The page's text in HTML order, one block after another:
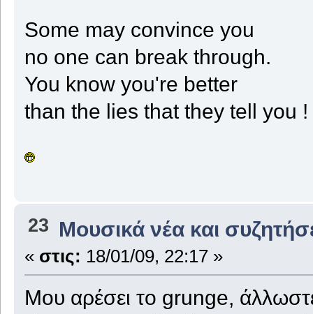
Some may convince you
no one can break through.
You know you're better
than the lies that they tell you !
23 Μουσικά νέα και
« στις: 18/01/09, 22:17 »
Μου αρέσει το grunge,